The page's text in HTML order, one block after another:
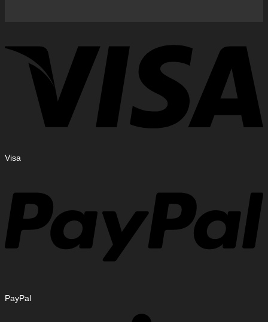
Visa
PayPal